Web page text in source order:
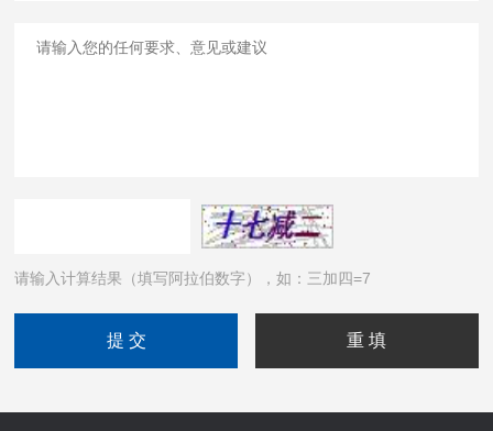
请输入计算结果（填写阿拉伯数字），如：三加四=7